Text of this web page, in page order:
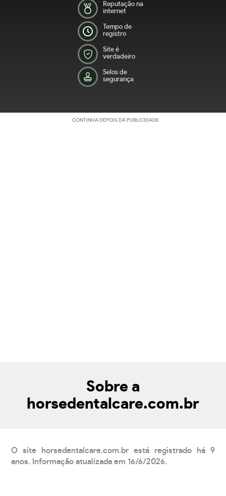
Reputação na
internet
Tempo de
registro
Site é
verdadeiro
Selos de
segurança
CONTINUA DEPOIS DA PUBLICIDADE
Sobre a
horsedentalcare.com.br
O site horsedentalcare.com.br está registrado há 9
anos. Informação atualizada em 16/6/2026.